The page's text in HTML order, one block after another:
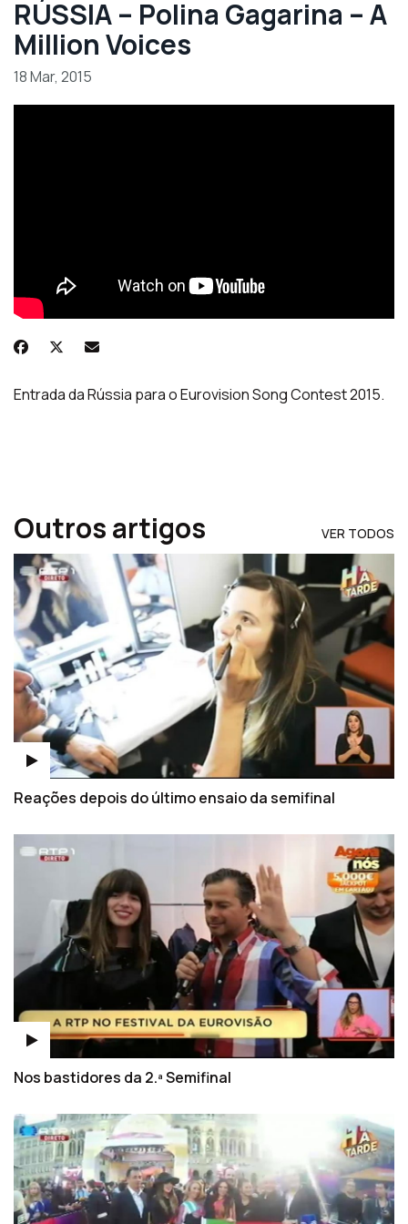
RÚSSIA – Polina Gagarina – A
Million Voices
18 Mar, 2015
Entrada da Rússia para o Eurovision Song Contest 2015.
Outros artigos VER TODOS
Reações depois do último ensaio da semifinal
Nos bastidores da 2.ª Semifinal